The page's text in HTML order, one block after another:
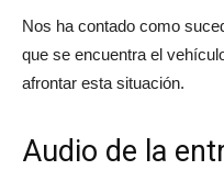
Nos ha contado como
que se encuentra el
afrontar esta situación.
Audio de la